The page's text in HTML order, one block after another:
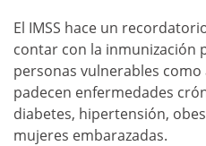
El IMSS hace un
contar con la inmunización
personas vulnerables
padecen enfermedades
diabetes, hipertensión,
mujeres embarazadas.